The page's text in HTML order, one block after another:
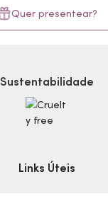
Quer presentear?
Sustentabilidade
Links Úteis